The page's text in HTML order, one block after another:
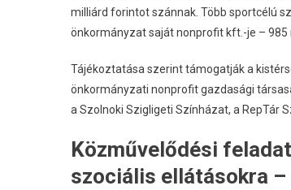
milliárd forintot szánnak. Több sportcélú
önkormányzat saját nonprofit kft.-je –
Tájékoztatása szerint támogatják a
önkormányzati nonprofit gazdasági
a Szolnoki Szigligeti Színházat, a RepTár
Közművelődési
szociális ellátásokra